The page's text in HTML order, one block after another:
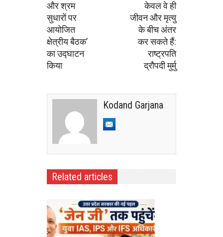
और श्रम
सुधारों पर
आयोजित
क्षेत्रीय बैठक’
का उद्घाटन
किया
केवल वे ही
जीवन और मृत्यु
के बीच अंतर
कर सकते हैं:
राष्ट्रपति
द्रौपदी मुर्मु
Kodand Garjana
Related articles